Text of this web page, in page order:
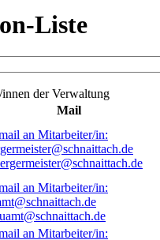
Liste
der Verwaltung
Mail